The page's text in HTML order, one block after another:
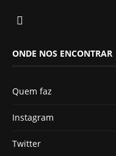
ONDE NOS ENCONTRAR
Quem faz
Instagram
Twitter